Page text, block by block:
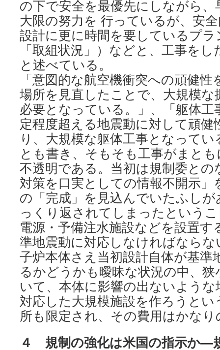
の下で安全を最優先にしながら、
大限の努力を 行っているが、安
設計に更に時間を要しているプ
「取組状況」）などと、工事を
と述べている。
「意図的な航空機衝突への頑健
場所を見直したことで、大規模な
必要となっている。」、「躯体工
定程度超える地震動に対して頑
り、大規模な躯体工事となって
とも書き、そもそも工事がまと
不透明である。当初は規制委と
対策を口実としての情報不開示」
の「完成」を見込んでいたふし
っくり返されてしまったという
電源・予備注水施設などを設置す
準地震動に対応しなければならな
子炉本体さえ当初設計自体が基準
るかどうかも曖昧な状況の中、
いて、本体に影響の出ないよう
対応した大規模施設を作ろうと
所も限定され、その費用はかな
４ 規制の強化は米国の指示か―